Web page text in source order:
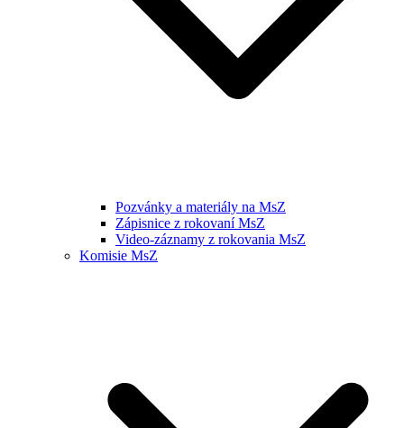
Pozvánky a materiály na MsZ
Zápisnice z rokovaní MsZ
Video-záznamy z rokovania MsZ
Komisie MsZ